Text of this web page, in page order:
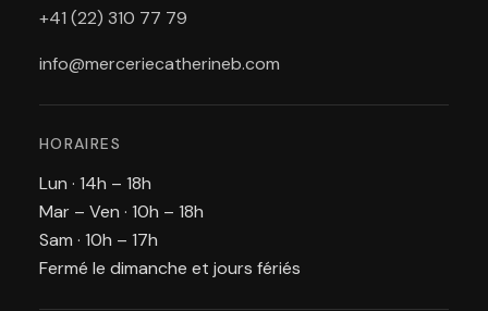
+41 (22) 310 77 79
info@merceriecatherineb.com
HORAIRES
Lun · 14h – 18h
Mar – Ven · 10h – 18h
Sam · 10h – 17h
Fermé le dimanche et jours fériés